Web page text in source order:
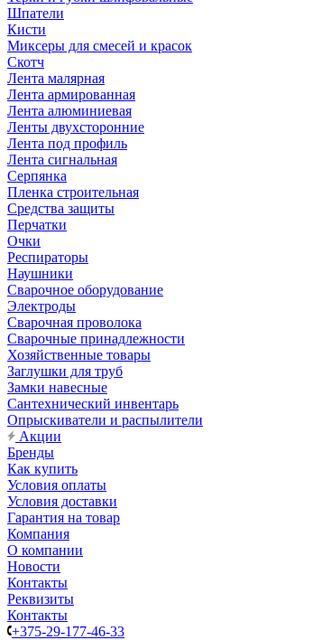
Шпатели
Кисти
Миксеры для смесей и красок
Скотч
Лента малярная
Лента армированная
Лента алюминиевая
Ленты двухсторонние
Лента под профиль
Лента сигнальная
Серпянка
Пленка строительная
Средства защиты
Перчатки
Очки
Респираторы
Наушники
Сварочное оборудование
Электроды
Сварочная проволока
Сварочные принадлежности
Хозяйственные товары
Заглушки для труб
Замки навесные
Сантехнический инвентарь
Опрыскиватели и распылители
Акции
Бренды
Как купить
Условия оплаты
Условия доставки
Гарантия на товар
Компания
О компании
Новости
Контакты
Реквизиты
Контакты
+375-29-177-46-33